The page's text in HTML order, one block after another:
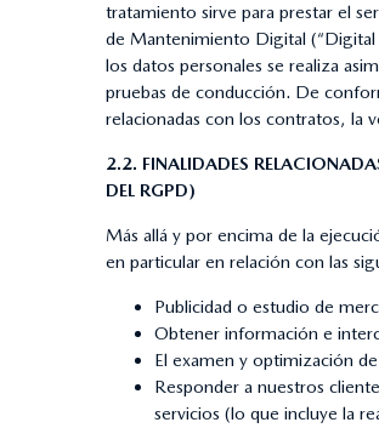
tratamiento sirve para prestar el
de Mantenimiento Digital (“Digital
los datos personales se realiza
pruebas de conducción. De
relacionadas con los contratos, la
2.2. FINALIDADES
DEL RGPD)
Más allá y por encima de la
en particular en relación con las
Publicidad o estudio de
Obtener información e
El examen y optimización
Responder a nuestros
servicios (lo que incluye la